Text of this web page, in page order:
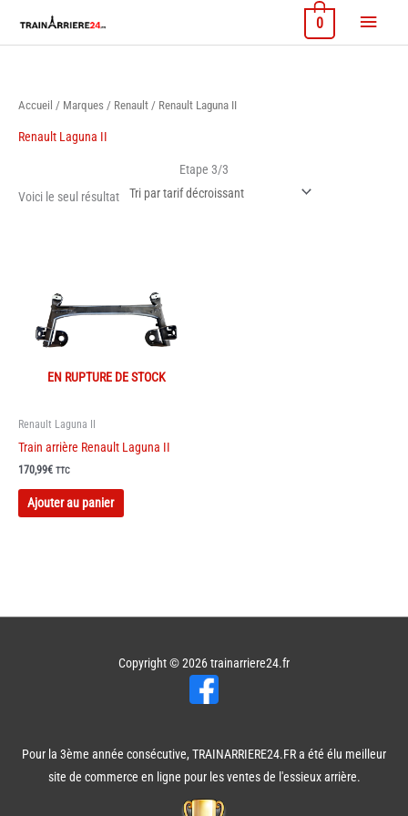
contenu
Menu
0
Accueil / Marques / Renault / Renault Laguna II
Renault Laguna II
Etape 3/3
Voici le seul résultat
EN RUPTURE DE STOCK
Renault Laguna II
Train arrière Renault Laguna II
170,99€ TTC
Ajouter au panier
Copyright © 2026trainarriere24.fr
Pour la 3ème année consécutive, TRAINARRIERE24.FR a été élu meilleur
site de commerce en ligne pour les ventes de l'essieux arrière.